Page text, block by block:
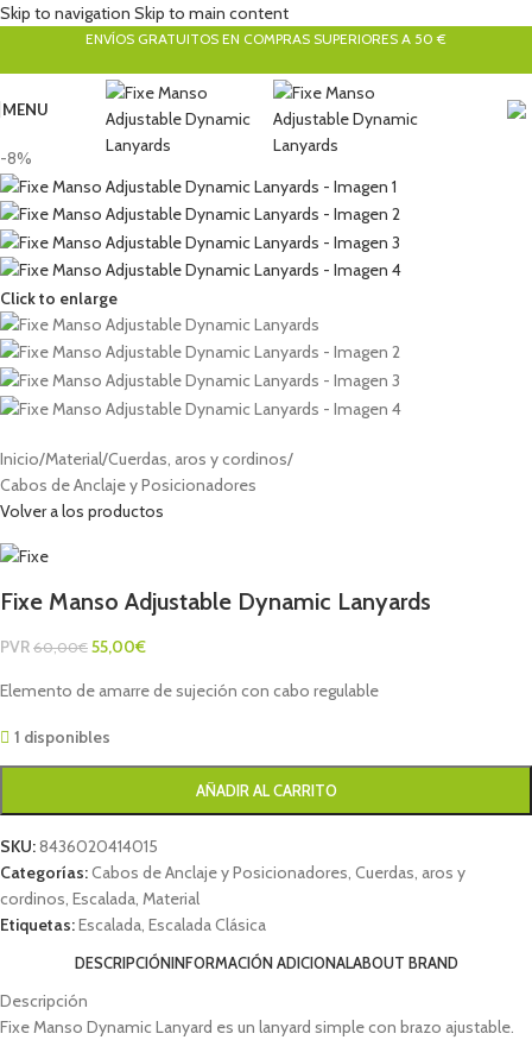
Skip to navigation Skip to main content
ENVÍOS GRATUITOS EN COMPRAS SUPERIORES A 50 €
MENU
-8%
Click to enlarge
Inicio/Material/Cuerdas, aros y cordinos/
Cabos de Anclaje y Posicionadores
Volver a los productos
Fixe Manso Adjustable Dynamic Lanyards
PVR 60,00€ 55,00€
Elemento de amarre de sujeción con cabo regulable
1 disponibles
AÑADIR AL CARRITO
SKU:8436020414015
Categorías:Cabos de Anclaje y Posicionadores, Cuerdas, aros y
cordinos, Escalada, Material
Etiquetas:Escalada, Escalada Clásica
DESCRIPCIÓNINFORMACIÓN ADICIONALABOUT BRAND
Descripción
Fixe Manso Dynamic Lanyard es un lanyard simple con brazo ajustable.